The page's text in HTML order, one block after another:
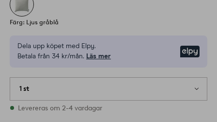
Färg: Ljus gråblå
Dela upp köpet med Elpy.
Betala från 34 kr/mån. Läs mer
1 st
I lager
Levereras om 2-4 vardagar